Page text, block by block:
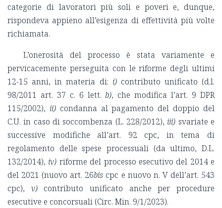
categorie di lavoratori più soli e poveri e, dunque,
rispondeva appieno all’esigenza di effettività più volte
richiamata.
L’onerosità del processo è stata variamente e
pervicacemente perseguita con le riforme degli ultimi
12-15 anni, in materia di: i)contributo unificato (d.l.
98/2011 art. 37 c. 6 lett.b), che modifica l’art. 9 DPR
115/2002), ii)condanna al pagamento del doppio del
C.U. in caso di soccombenza (L. 228/2012), iii) svariate e
successive modifiche all’art. 92 cpc, in tema di
regolamento delle spese processuali (da ultimo, D.L.
132/2014), iv) riforme del processo esecutivo del 2014 e
del 2021 (nuovo art. 26bis cpc e nuovo n. V dell’art. 543
cpc), v)contributo unificato anche per procedure
esecutive e concorsuali (Circ. Min. 9/1/2023).